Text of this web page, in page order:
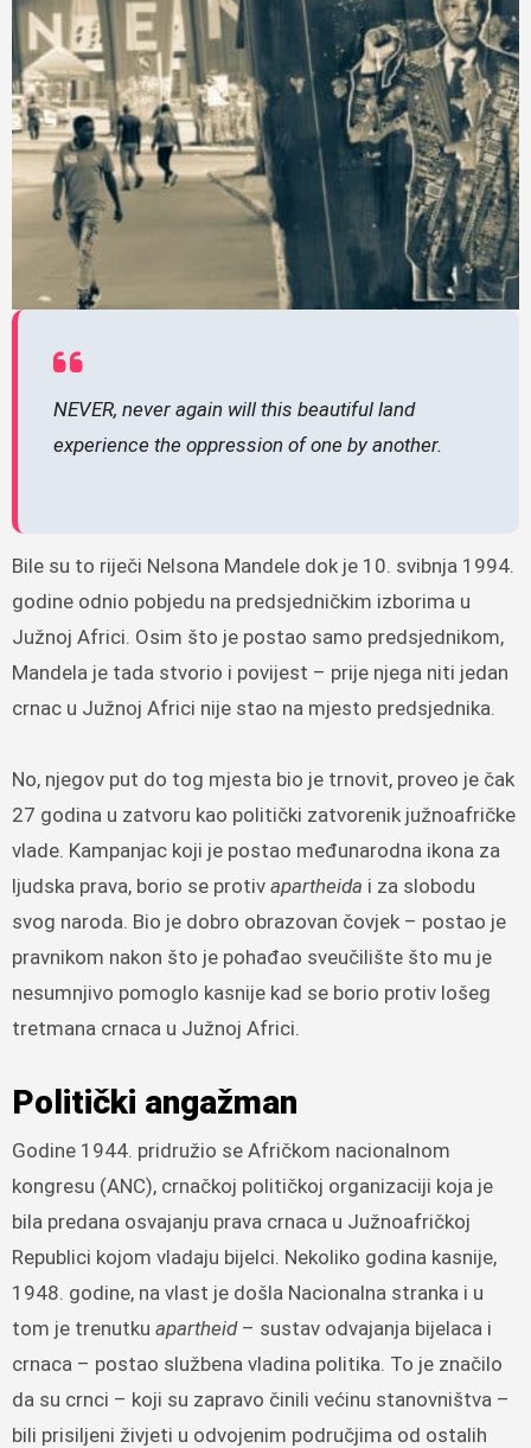
NEVER, never again will this beautiful land
experience the oppression of one by another.
Bile su to riječi Nelsona Mandele dok je 10. svibnja 1994.
godine odnio pobjedu na predsjedničkim izborima u
Južnoj Africi. Osim što je postao samo predsjednikom,
Mandela je tada stvorio i povijest – prije njega niti jedan
crnac u Južnoj Africi nije stao na mjesto predsjednika.
No, njegov put do tog mjesta bio je trnovit, proveo je čak
27 godina u zatvoru kao politički zatvorenik južnoafričke
vlade. Kampanjac koji je postao međunarodna ikona za
ljudska prava, borio se protiv apartheida i za slobodu
svog naroda. Bio je dobro obrazovan čovjek – postao je
pravnikom nakon što je pohađao sveučilište što mu je
nesumnjivo pomoglo kasnije kad se borio protiv lošeg
tretmana crnaca u Južnoj Africi.
Politički angažman
Godine 1944. pridružio se Afričkom nacionalnom
kongresu (ANC), crnačkoj političkoj organizaciji koja je
bila predana osvajanju prava crnaca u Južnoafričkoj
Republici kojom vladaju bijelci. Nekoliko godina kasnije,
1948. godine, na vlast je došla Nacionalna stranka i u
tom je trenutku apartheid– sustav odvajanja bijelaca i
crnaca – postao službena vladina politika. To je značilo
da su crnci – koji su zapravo činili većinu stanovništva –
bili prisiljeni živjeti u odvojenim područjima od ostalih